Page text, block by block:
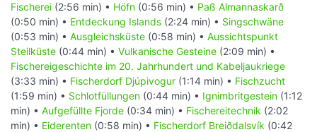
Fischerei (2:56 min) • Höfn (0:56 min) • Paß Almannaskarð
(0:50 min) • Entdeckung Islands (2:24 min) • Singschwäne
(0:53 min) • Ausgleichsküste (0:58 min) • Aussichtspunkt
Steilküste (0:44 min) • Vulkanische Gesteine (2:09 min) •
Fischereigeschichte im 20. Jahrhundert und Kabeljaukriege
(3:33 min) • Fischerdorf Djúpivogur (1:14 min) • Fischzucht
(1:59 min) • Schlotfüllungen (0:44 min) • Ignimbritgestein (1:12
min) • Aufgefüllte Fjorde (0:34 min) • Fischereitechnik (2:02
min) • Eiderenten (0:58 min) • Fischerdorf Breiðdalsvík (0:42